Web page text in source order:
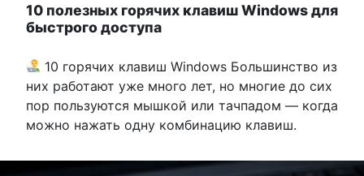
10 полезных горячих клавиш Windows для
быстрого доступа
10 горячих клавиш Windows Большинство из
них работают уже много лет, но многие до сих
пор пользуются мышкой или тачпадом — когда
можно нажать одну комбинацию клавиш.